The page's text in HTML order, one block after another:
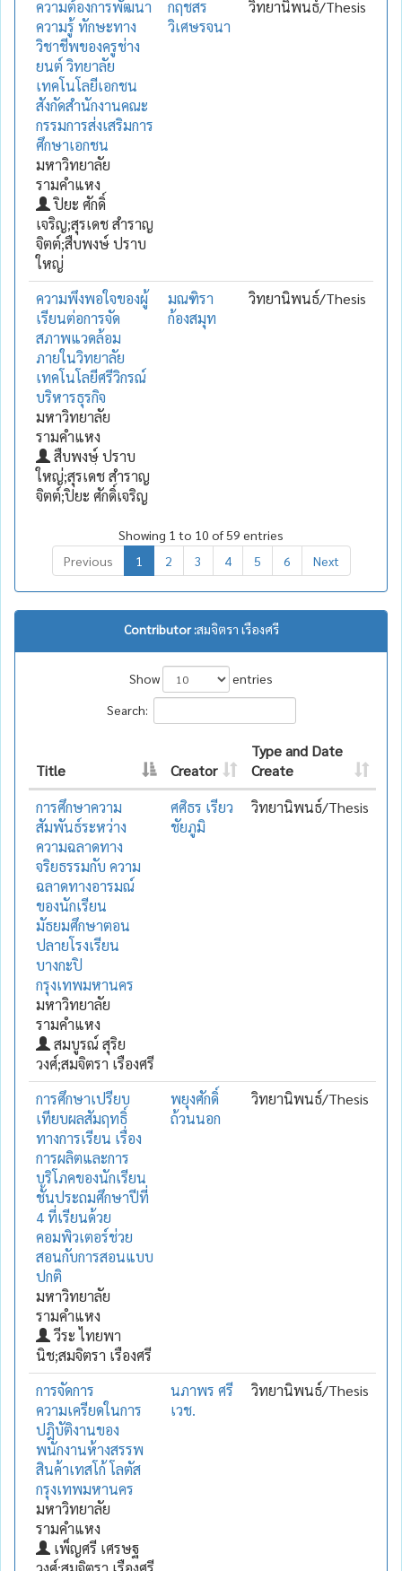
ความต้องการพัฒนา
ความรู้ ทักษะทาง
วิชาชีพของครูช่าง
ยนต์ วิทยาลัย
เทคโนโลยีเอกชน
สังกัดสำนักงานคณะ
กรรมการส่งเสริมการ
ศึกษาเอกชน
มหาวิทยาลัย
รามคำแหง
ปิยะ ศักดิ์
เจริญ;สุรเดช สำราญ
จิตต์;สืบพงษ์ ปราบ
ใหญ่
กฤชสร
วิเศษรจนา
วิทยานิพนธ์/Thesis
ความพึงพอใจของผู้
เรียนต่อการจัด
สภาพแวดล้อม
ภายในวิทยาลัย
เทคโนโลยีศรีวิกรณ์
บริหารธุรกิจ
มหาวิทยาลัย
รามคำแหง
สืบพงษฺ์ ปราบ
ใหญ่;สุรเดช สำราญ
จิตต์;ปิยะ ศักดิ์เจริญ
มณฑิรา
ก้องสมุท
วิทยานิพนธ์/Thesis
Showing 1 to 10 of 59 entries
Previous
1 2 3 4 5 6 Next
Contributor :สมจิตรา เรืองศรี
Show
entries
Search:
Title Creator
Type and Date
Create
การศึกษาความ
สัมพันธ์ระหว่าง
ความฉลาดทาง
จริยธรรมกับ ความ
ฉลาดทางอารมณ์
ของนักเรียน
มัธยมศึกษาตอน
ปลายโรงเรียน
บางกะปิ
กรุงเทพมหานคร
มหาวิทยาลัย
รามคำแหง
สมบูรณ์ สุริย
วงศ์;สมจิตรา เรืองศรี
ศศิธร เรียว
ชัยภูมิ
วิทยานิพนธ์/Thesis
การศึกษาเปรียบ
เทียบผลสัมฤทธิ์
ทางการเรียน เรื่อง
การผลิตและการ
บริโภคของนักเรียน
ชั้นประถมศึกษาปีที่
4 ที่เรียนด้วย
คอมพิวเตอร์ช่วย
สอนกับการสอนแบบ
ปกติ
มหาวิทยาลัย
รามคำแหง
วีระ ไทยพา
นิช;สมจิตรา เรืองศรี
พยุงศักดิ์
ถ้วนนอก
วิทยานิพนธ์/Thesis
การจัดการ
ความเครียดในการ
ปฎิบัติงานของ
พนักงานห้างสรรพ
สินค้าเทสโก้ โลตัส
กรุงเทพมหานคร
มหาวิทยาลัย
รามคำแหง
เพ็ญศรี เศรษฐ
นภาพร ศรี
เวช.
วิทยานิพนธ์/Thesis